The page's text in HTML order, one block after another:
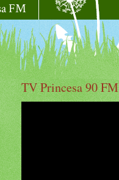
FM
TV Princesa 90 FM